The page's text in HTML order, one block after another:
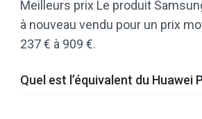
Meilleurs prix Le produit
à nouveau vendu pour un prix
237 € à 909 €.
Quel est l’équivalent du Huawei